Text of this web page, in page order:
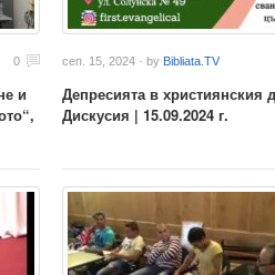
0
и
сеп. 15, 2024 · by Bibliata.TV
Депресията в християнския
Дискусия | 15.09.2024 г.